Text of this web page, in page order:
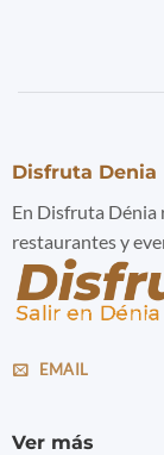
Disfruta Denia
En Disfruta Dénia
restaurantes y
EMAIL
Ver más